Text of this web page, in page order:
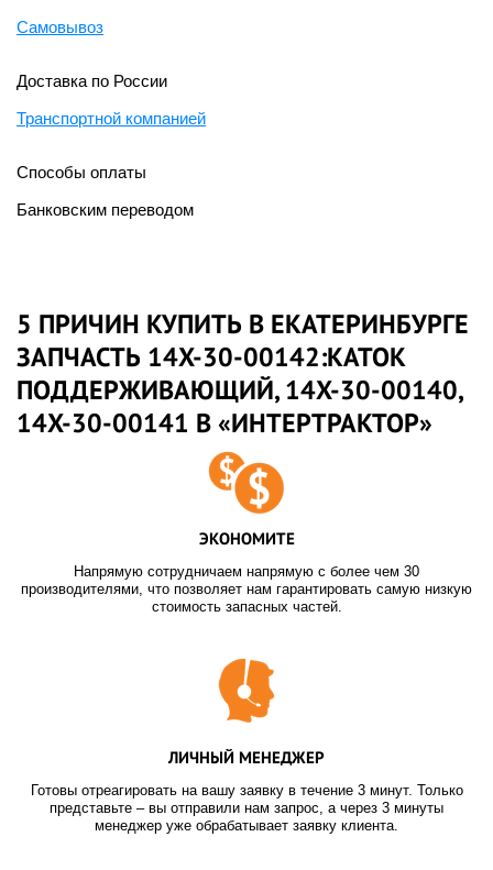
Самовывоз
Доставка по России
Транспортной компанией
Способы оплаты
Банковским переводом
5 ПРИЧИН КУПИТЬ В ЕКАТЕРИНБУРГЕ
ЗАПЧАСТЬ 14X-30-00142:КАТОК
ПОДДЕРЖИВАЮЩИЙ, 14X-30-00140,
14X-30-00141 В «ИНТЕРТРАКТОР»
ЭКОНОМИТЕ
Напрямую сотрудничаем напрямую с более чем 30
производителями, что позволяет нам гарантировать самую низкую
стоимость запасных частей.
ЛИЧНЫЙ МЕНЕДЖЕР
Готовы отреагировать на вашу заявку в течение 3 минут. Только
представьте – вы отправили нам запрос, а через 3 минуты
менеджер уже обрабатывает заявку клиента.